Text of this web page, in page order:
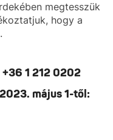
megtesszük
hogy a
1 212 0202
május 1-től: